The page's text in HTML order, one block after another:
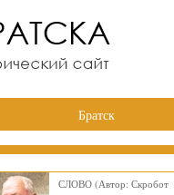
Братск
СЛОВО (Автор: Скробот